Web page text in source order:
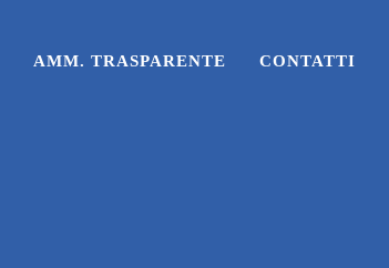
AMM. TRASPARENTE CONTATTI